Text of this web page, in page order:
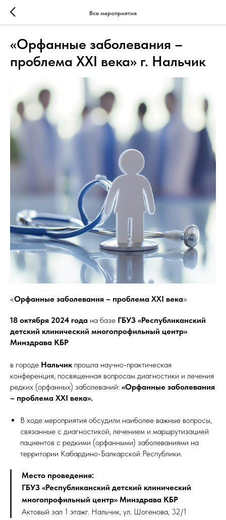
Все мероприятия
«Орфанные заболевания –
проблема XXI века» г. Нальчик
«Орфанные заболевания – проблема XXI века»
18 октября 2024 года на базе ГБУЗ «Республиканский
детский клинический многопрофильный центр»
Минздрава КБР
в городе Нальчик прошла научно-практическая
конференция, посвященная вопросам диагностики и лечения
редких (орфанных) заболеваний: «Орфанные заболевания
– проблема ХХI века».
В ходе мероприятия обсудили наиболее важные вопросы,
связанные с диагностикой, лечением и маршрутизацией
пациентов с редкими (орфанными) заболеваниями на
территории Кабардино-Балкарской Республики.
Место проведения:
ГБУЗ «Республиканский детский клинический
многопрофильный центр» Минздрава КБР
Актовый зал 1 этажг. Нальчик, ул. Шогенова, 32/1